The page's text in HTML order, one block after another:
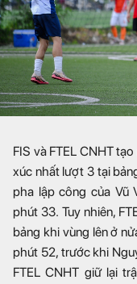
FIS và FTEL CNHT
xúc nhất lượt 3 tại
pha lập công của Vũ
phút 33. Tuy nhiên,
bảng khi vùng lên ở
phút 52, trước khi
FTEL CNHT giữ lại